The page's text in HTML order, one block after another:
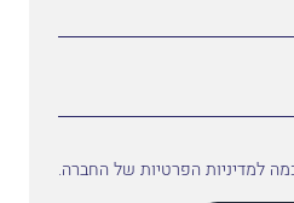
למדיניות הפרטיות של החברה.